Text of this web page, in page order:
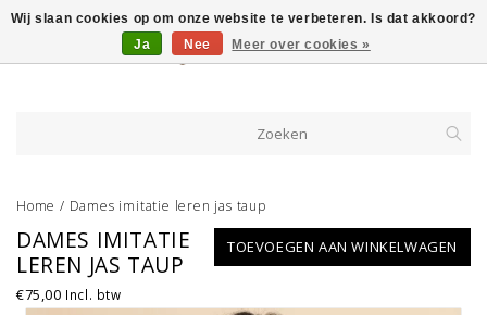
Home / Dames imitatie leren jas taup
TOEVOEGEN AAN WINKELWAGEN
DAMES IMITATIE
LEREN JAS TAUP
€75,00 Incl. btw
Wij slaan cookies op om onze website te verbeteren. Is dat akkoord?
Ja
Nee Meer over cookies »